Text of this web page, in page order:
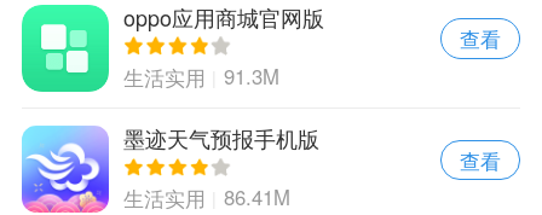
oppo应用商城官网版
生活实用 91.3M
查看
墨迹天气预报手机版
生活实用 86.41M
查看